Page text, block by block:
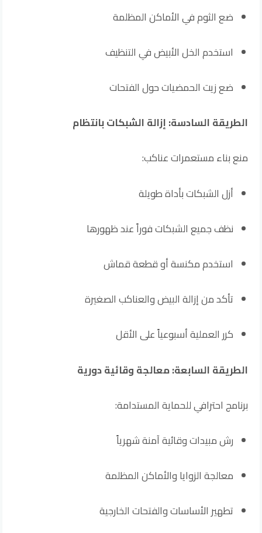
ضع الثوم في الأماكن المظلمة
استخدم الخل الأبيض في التنظيف
ضع زيت الحمضيات حول الفتحات
الطريقة السادسة: إزالة الشبكات بانتظام
منع بناء مستعمرات عناكب:
أزل الشبكات بأداة طويلة
نظف جميع الشبكات فوراً عند ظهورها
استخدم مكنسة أو قطعة قماش
تأكد من إزالة البيض والعناكب الصغيرة
كرر العملية أسبوعياً على الأقل
الطريقة السابعة: معالجة وقائية دورية
برنامج احترافي للحماية المستدامة:
رش مبيدات وقائية آمنة شهرياً
معالجة الزوايا والأماكن المظلمة
تطهير الأساسات والفتحات الخارجية